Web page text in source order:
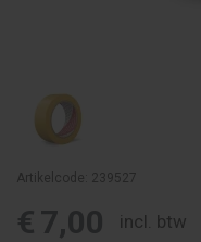
Artikelcode: 239527
€ 7,00 incl. btw